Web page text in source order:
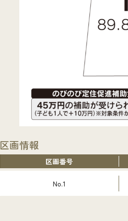
区画情報
区画番号
No.1